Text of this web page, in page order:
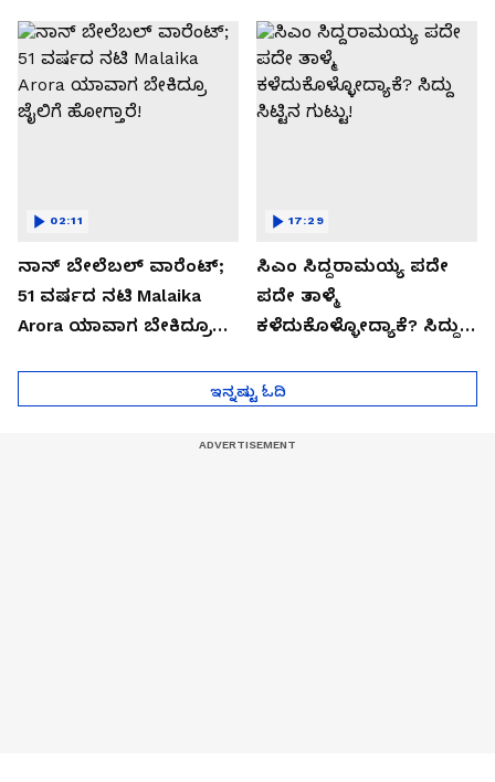
ನಾನ್ ಬೇಲೆಬಲ್ ವಾರೆಂಟ್;
51 ವರ್ಷದ ನಟಿ Malaika
Arora ಯಾವಾಗ ಬೇಕಿದ್ರೂ
02:11
ಸಿಎಂ ಸಿದ್ದರಾಮಯ್ಯ ಪದೇ
ಪದೇ ತಾಳ್ಮೆ
ಕಳೆದುಕೊಳ್ಳೋದ್ಯಾಕೆ? ಸಿದ್ದು
17:29
ಇನ್ನಷ್ಟು ಓದಿ